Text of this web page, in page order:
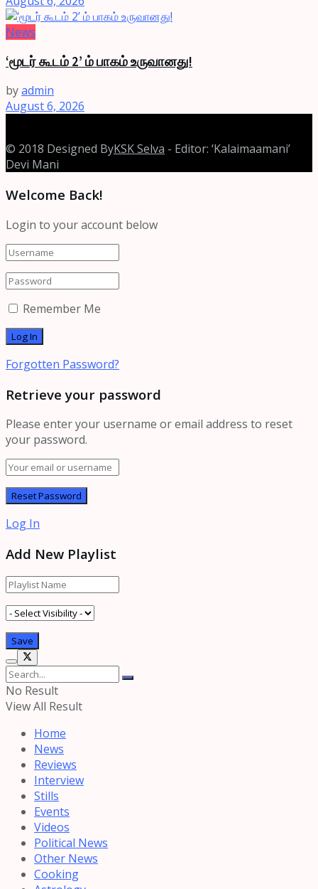
News
‘மூடர் கூடம் 2’ ம் பாகம் உருவானது!
byadmin
August 6, 2026
© 2018 Designed ByKSK Selva - Editor: ‘Kalaimaamani’
Devi Mani
Welcome Back!
Login to your account below
Remember Me
Forgotten Password?
Retrieve your password
Please enter your username or email address to reset
your password.
Log In
Add New Playlist
No Result
View All Result
Home
News
Reviews
Interview
Stills
Events
Videos
Political News
Other News
Cooking